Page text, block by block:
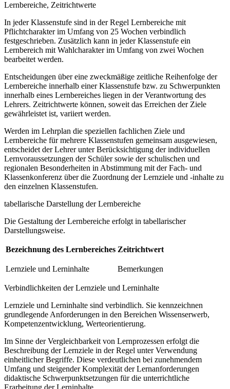
Lernbereiche, Zeitrichtwerte
In jeder Klassenstufe sind in der Regel Lernbereiche mit
Pflichtcharakter im Umfang von 25 Wochen verbindlich
festgeschrieben. Zusätzlich kann in jeder Klassenstufe ein
Lernbereich mit Wahlcharakter im Umfang von zwei Wochen
bearbeitet werden.
Entscheidungen über eine zweckmäßige zeitliche Reihenfolge der
Lernbereiche innerhalb einer Klassenstufe bzw. zu Schwerpunkten
innerhalb eines Lernbereiches liegen in der Verantwortung des
Lehrers. Zeitrichtwerte können, soweit das Erreichen der Ziele
gewährleistet ist, variiert werden.
Werden im Lehrplan die speziellen fachlichen Ziele und
Lernbereiche für mehrere Klassenstufen gemeinsam ausgewiesen,
entscheidet der Lehrer unter Berücksichtigung der individuellen
Lernvoraussetzungen der Schüler sowie der schulischen und
regionalen Besonderheiten in Abstimmung mit der Fach- und
Klassenkonferenz über die Zuordnung der Lernziele und -inhalte zu
den einzelnen Klassenstufen.
tabellarische Darstellung der Lernbereiche
Die Gestaltung der Lernbereiche erfolgt in tabellarischer
Darstellungsweise.
Bezeichnung des Lernbereiches Zeitrichtwert
Lernziele und Lerninhalte Bemerkungen
Verbindlichkeiten der Lernziele und Lerninhalte
Lernziele und Lerninhalte sind verbindlich. Sie kennzeichnen
grundlegende Anforderungen in den Bereichen Wissenserwerb,
Kompetenzentwicklung, Werteorientierung.
Im Sinne der Vergleichbarkeit von Lernprozessen erfolgt die
Beschreibung der Lernziele in der Regel unter Verwendung
einheitlicher Begriffe. Diese verdeutlichen bei zunehmendem
Umfang und steigender Komplexität der Lernanforderungen
didaktische Schwerpunktsetzungen für die unterrichtliche